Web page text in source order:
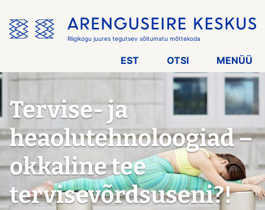
menüü
vahele
Riigikogu juures tegutsev sõltumatu mõttekoda
EST OTSI MENÜÜ
Tervise- ja
heaolutehnoloogiad –
okkaline tee
tervisevõrdsuseni?!